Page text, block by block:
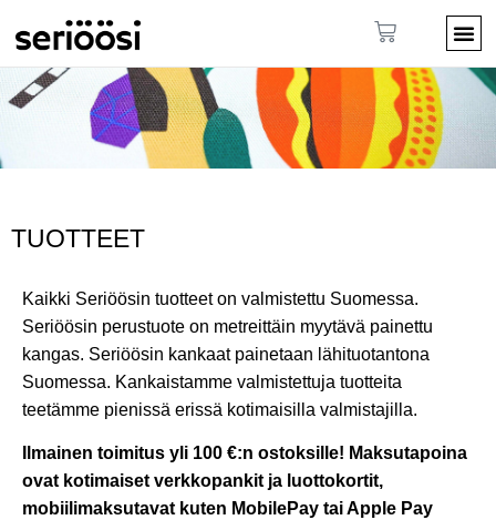
TUOTTEET
Kaikki Seriöösin tuotteet on valmistettu Suomessa.
Seriöösin perustuote on metreittäin myytävä painettu
kangas. Seriöösin kankaat painetaan lähituotantona
Suomessa. Kankaistamme valmistettuja tuotteita
teetämme pienissä erissä kotimaisilla valmistajilla.
Ilmainen toimitus yli 100 €:n ostoksille! Maksutapoina
ovat kotimaiset verkkopankit ja luottokortit,
mobiilimaksutavat kuten MobilePay tai Apple Pay